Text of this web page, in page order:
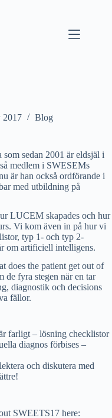
2017 Blog
sedan 2001 är eldsjäl i
medlem i SWESEMs
är han också ordförande i
med utbildning på
LUCEM skapades och hur
Vi kom även in på hur vi
typ 1- och typ 2-
om artificiell intelligens.
does the patient get out of
de fyra stegen när en tar
diagnostik och decisions
fällor.
farligt – lösning checklistor
diagnos förbises –
och diskutera med
SWEETS17 here: